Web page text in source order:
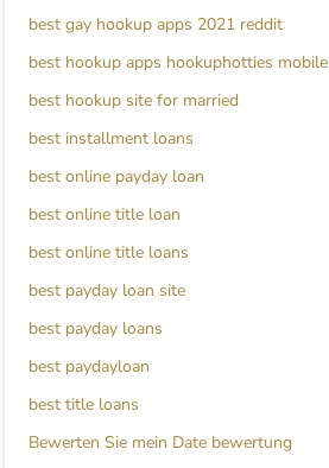
best gay hookup apps 2021 reddit
best hookup apps hookuphotties mobile
best hookup site for married
best installment loans
best online payday loan
best online title loan
best online title loans
best payday loan site
best payday loans
best paydayloan
best title loans
Bewerten Sie mein Date bewertung